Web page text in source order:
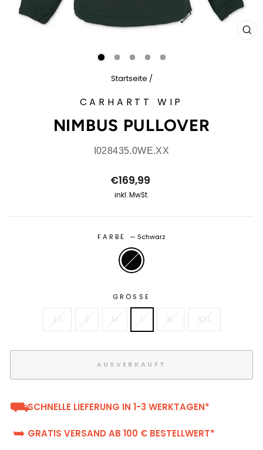
Startseite /
CARHARTT WIP
NIMBUS PULLOVER
I028435.0WE.XX
Normaler
Preis
€169,99
inkl. MwSt.
FARBE — Schwarz
GRÖSSE
XS S M L XL XXL
AUSVERKAUFT
⛟SCHNELLE LIEFERUNG IN 1-3 WERKTAGEN*
➥ GRATIS VERSAND AB 100 € BESTELLWERT*